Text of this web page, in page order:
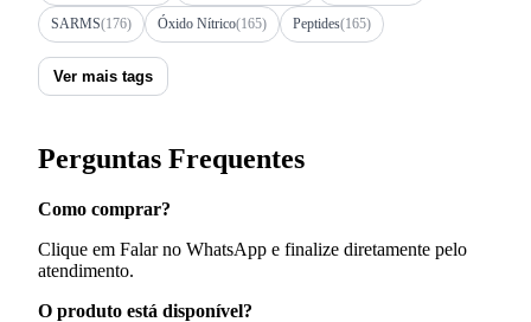
SARMS(176) Óxido Nítrico(165) Peptides(165)
Ver mais tags
Perguntas Frequentes
Como comprar?
Clique em Falar no WhatsApp e finalize diretamente pelo
atendimento.
O produto está disponível?